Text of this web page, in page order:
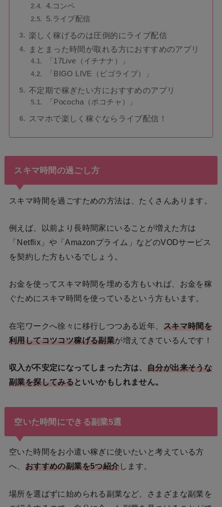
4.コンペ
5.ライブ配信
楽しく稼げるのは圧倒的にライブ配信
まとまった時間が取れる方におすすめのアプリ
「17Live（イチナナ）」
「BIGO LIVE（ビゴライブ）」
不定期で稼ぎたい方におすすめのアプリ
「Pococha（ポコチャ）」
スマホで楽しく稼ぐならライブ配信！
スキマ時間の過ごし方
スキマ時間を過ごすための方法は、たくさんあります。
例えば、以前より長時間家にいることが増えた方は
「Netflix」や「Amazonプライム」などのVODサービス
を契約した方もいるでしょう。
お金を使ってスキマ時間を埋める方もいれば、お金を稼
ぐためにスキマ時間を使っているという方もいます。
在宅ワークへ徐々に移行しつつある近年、
スキマ時間を
利用してコツコツ稼げる副業が増えてきているんです！
収入が不安定になってしまった方は、
自分が出来そうな
副業を探してみる といいかもしれません。
空いた時間にできる副業5選
空いた時間をお小遣い稼ぎに使いたいと考えている方
へ、 おすすめの副業を5つ紹介 します。
場所を選ばずに始められる副業など、さまざまな副業を